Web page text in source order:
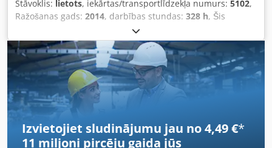
Stāvoklis: lietots, iekārtas/transportlīdzekļa numurs: 5102,
Ražošanas gads: 2014, darbības stundas: 328 h, Šis
piedāvājums nav saistošs un var saturēt kļūdas. Par visiem
norādītajiem datiem netiek sniegta garantija. Šis
piedāvājums nav saistošs un var saturēt kļūdas. Par visiem
norādītajiem datiem netiek sniegta garantija.
Dcjdjzcbnajpfx Aguok
Izvietojiet sludinājumu jau no 4,49 €*
11 miljoni pircēju gaida jūs